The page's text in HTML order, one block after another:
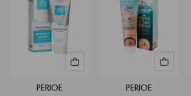
PERIOE PERIOE